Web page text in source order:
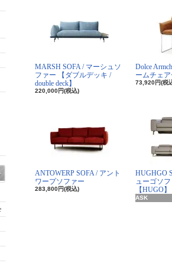
MARSH SOFA / マーシュソ
ファー 【ダブルデッキ /
double deck】
220,000円(税込)
Dolce
ームチェア
73,920円(税
ANTOWERP SOFA / アント
ワープソファー
283,800円(税込)
HUGHGO
ューゴソ
【HUGO】
ASK